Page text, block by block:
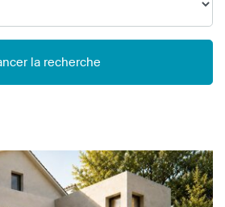
la recherche